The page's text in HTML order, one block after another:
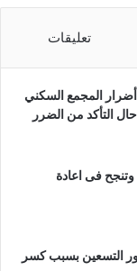
تعليقات
المجمع السكني
التأكد من الضرر
فى اعادة
التسعين بسبب كسر